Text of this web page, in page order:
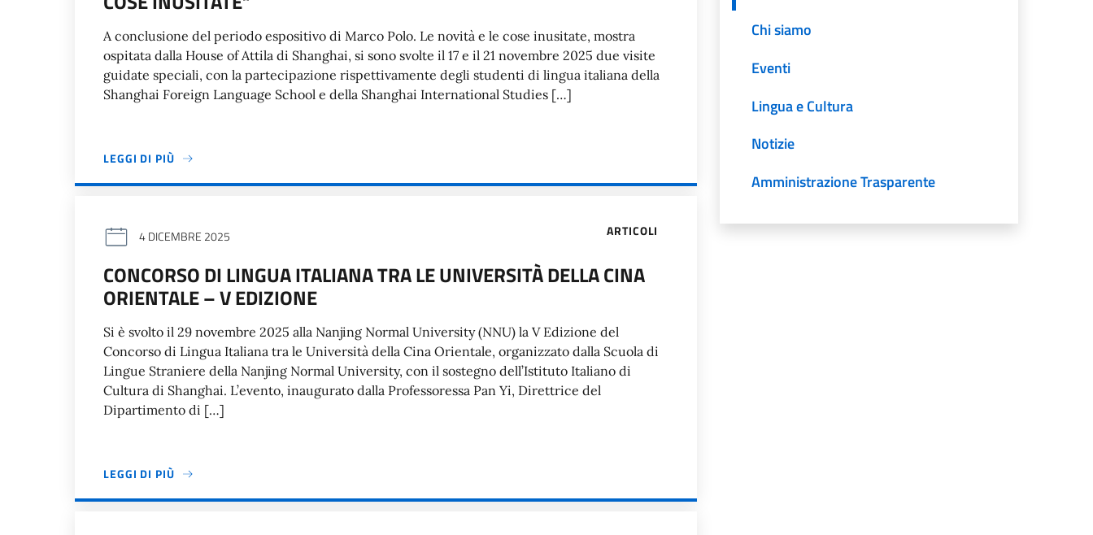
A conclusione del periodo espositivo di Marco Polo. Le novità e le cose inusitate, mostra
ospitata dalla House of Attila di Shanghai, si sono svolte il 17 e il 21 novembre 2025 due visite
guidate speciali, con la partecipazione rispettivamente degli studenti di lingua italiana della
Shanghai Foreign Language School e della Shanghai International Studies […]
LEGGI DI PIÙ
ARTICOLI
4 DICEMBRE 2025
CONCORSO DI LINGUA ITALIANA TRA LE UNIVERSITÀ DELLA CINA
ORIENTALE – V EDIZIONE
Si è svolto il 29 novembre 2025 alla Nanjing Normal University (NNU) la V Edizione del
Concorso di Lingua Italiana tra le Università della Cina Orientale, organizzato dalla Scuola di
Lingue Straniere della Nanjing Normal University, con il sostegno dell’Istituto Italiano di
Cultura di Shanghai. L’evento, inaugurato dalla Professoressa Pan Yi, Direttrice del
Dipartimento di […]
LEGGI DI PIÙ
Chi siamo
Eventi
Lingua e Cultura
Notizie
Amministrazione Trasparente